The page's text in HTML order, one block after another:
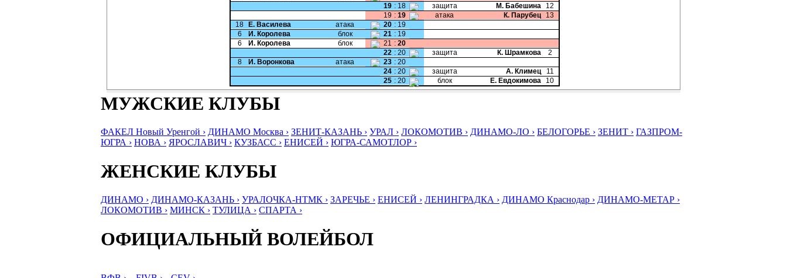
19 : 18 защита М. Бабешина
12
19 : 19 атака К. Парубец
13
18
Е. Василева атака 20 : 19
6
И. Королева блок 21 : 19
6
И. Королева блок 21 : 20
22 : 20 защита К. Шрамкова
2
8
И. Воронкова атака 23 : 20
24 : 20 защита А. Климец
11
25 : 20 блок Е. Евдокимова 10
МУЖСКИЕ КЛУБЫ
ФАКЕЛ Новый Уренгой › ДИНАМО Москва › ЗЕНИТ-КАЗАНЬ › УРАЛ › ЛОКОМОТИВ › ДИНАМО-ЛО › БЕЛОГОРЬЕ › ЗЕНИТ › ГАЗПРОМ-
ЮГРА › НОВА › ЯРОСЛАВИЧ › КУЗБАСС › ЕНИСЕЙ › ЮГРА-САМОТЛОР ›
ЖЕНСКИЕ КЛУБЫ
ДИНАМО › ДИНАМО-КАЗАНЬ › УРАЛОЧКА-НТМК › ЗАРЕЧЬЕ › ЕНИСЕЙ › ЛЕНИНГРАДКА › ДИНАМО Краснодар › ДИНАМО-МЕТАР ›
ЛОКОМОТИВ › МИНСК › ТУЛИЦА › СПАРТА ›
ОФИЦИАЛЬНЫЙ ВОЛЕЙБОЛ